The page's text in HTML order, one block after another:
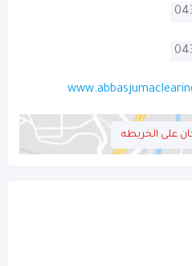
على الخريطه